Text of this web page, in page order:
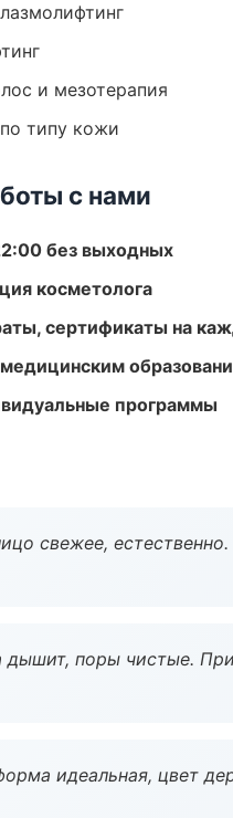
и мезотерапия
типу кожи
с нами
без выходных
косметолога
сертификаты на
программы
свежее,
поры чистые.
идеальная, цвет